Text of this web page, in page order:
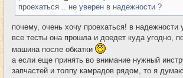
проехаться .. не уверен в надежности ?
почему, очень хочу проехаться! в надежности
все тесты она прошла и доедет куда угодно,
машина после обкатки
а если еще принять во внимание нужный
запчастей и толпу камрадов рядом, то я